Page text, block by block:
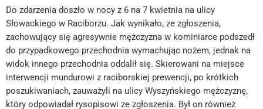
Do zdarzenia doszło w nocy z 6 na 7 kwietnia na ulicy
Słowackiego w Raciborzu. Jak wynikało, ze zgłoszenia,
zachowujący się agresywnie mężczyzna w kominiarce podszedł
do przypadkowego przechodnia wymachując nożem, jednak na
widok innego przechodnia oddalił się. Skierowani na miejsce
interwencji mundurowi z raciborskiej prewencji, po krótkich
poszukiwaniach, zauważyli na ulicy Wyszyńskiego mężczyznę,
który odpowiadał rysopisowi ze zgłoszenia. Był on również